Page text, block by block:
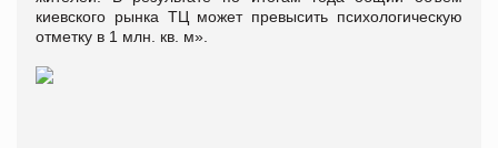
киевского рынка ТЦ может превысить психологическую
отметку в 1 млн. кв. м».